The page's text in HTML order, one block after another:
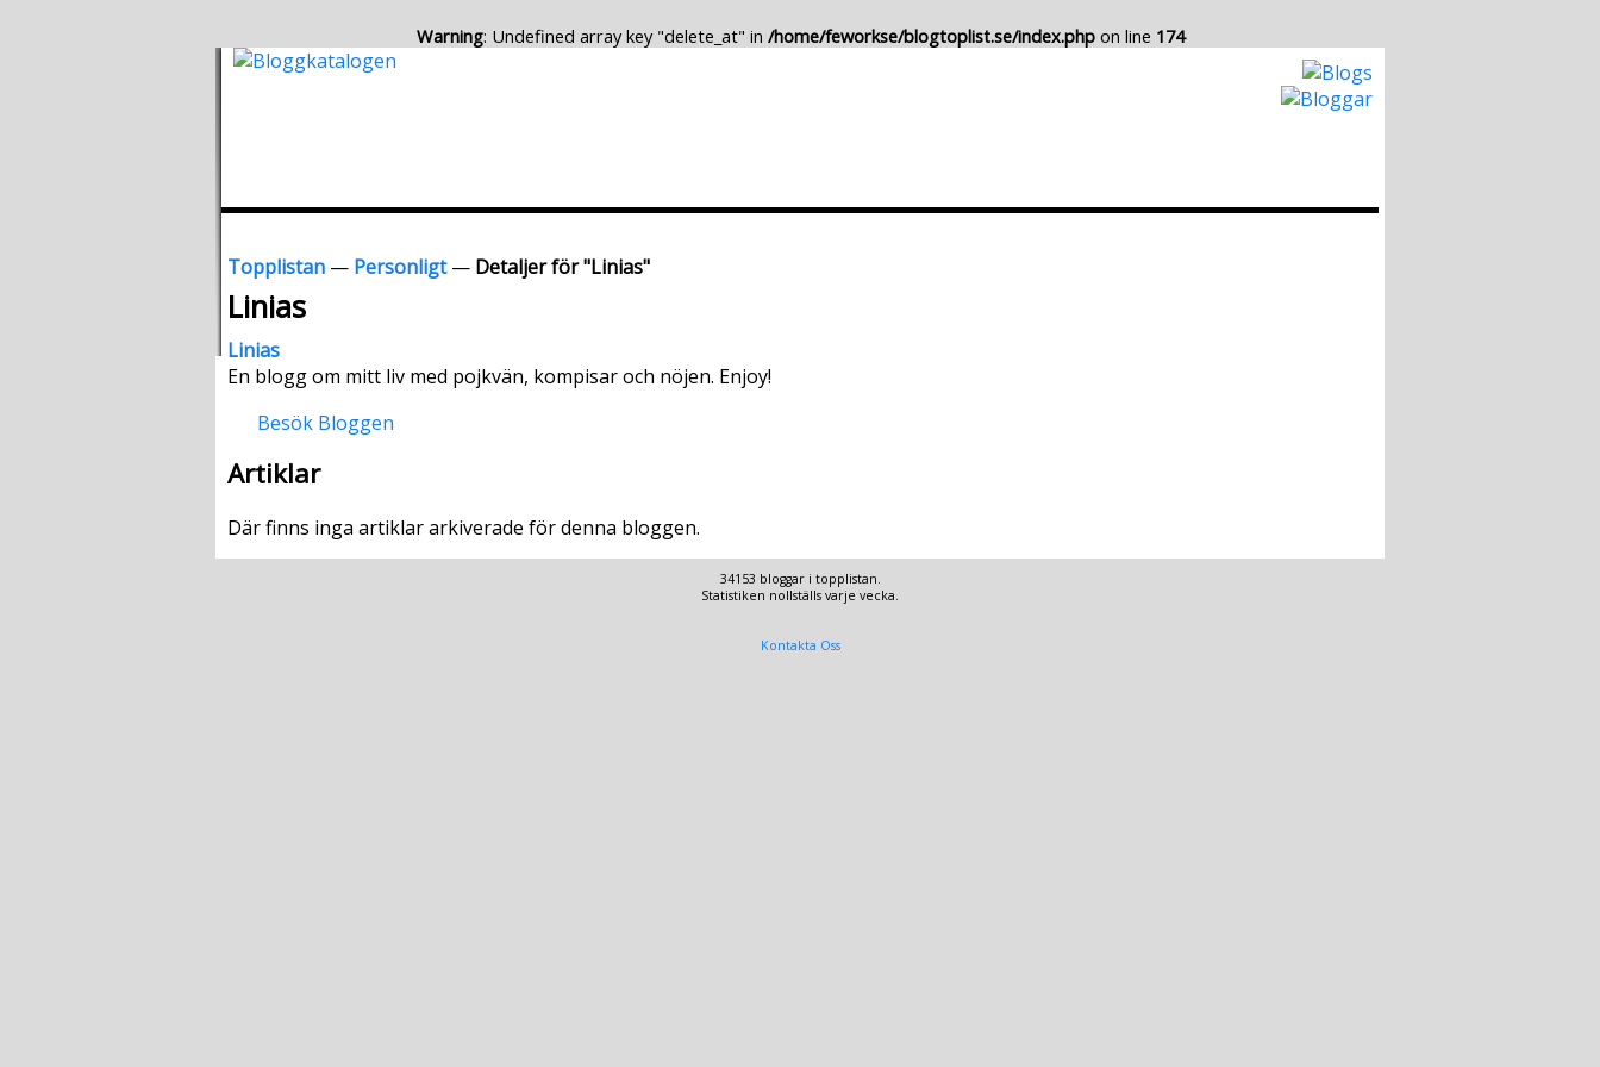
Warning: Undefined array key "delete_at" in /home/feworkse/blogtoplist.se/index.phpon line 174
Topplistan — Personligt— Detaljer för "Linias"
Linias
Linias
En blogg om mitt liv med pojkvän, kompisar och nöjen. Enjoy!
Besök Bloggen
Artiklar
Där finns inga artiklar arkiverade för denna bloggen.
34153 bloggar i topplistan.
Statistiken nollställs varje vecka.
Kontakta Oss